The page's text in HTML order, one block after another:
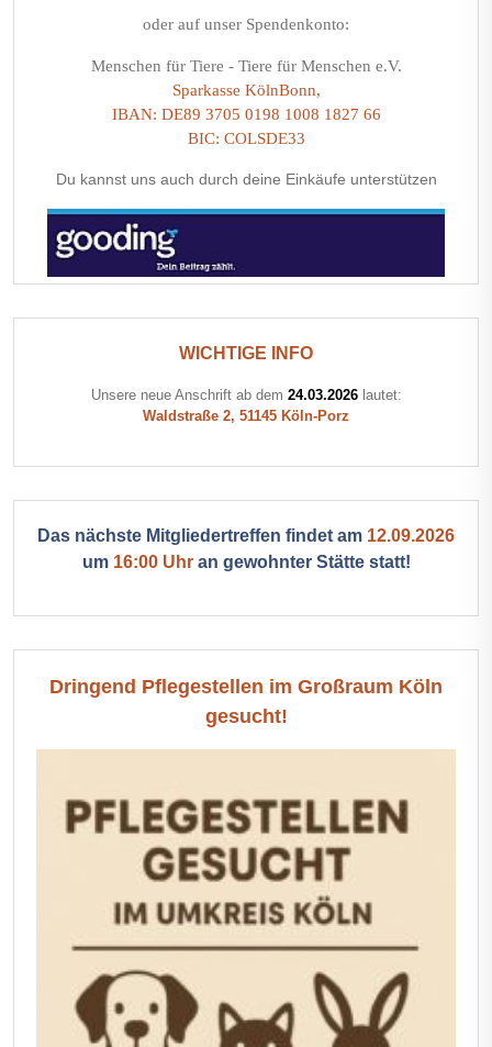
oder auf unser Spendenkonto:
Menschen für Tiere - Tiere für Menschen e.V.
Sparkasse KölnBonn,
IBAN: DE89 3705 0198 1008 1827 66
BIC: COLSDE33
Du kannst uns auch durch deine Einkäufe unterstützen
WICHTIGE INFO
Unsere neue Anschrift ab dem 24.03.2026lautet:
Waldstraße 2, 51145 Köln-Porz
Das nächste Mitgliedertreffen findet am 12.09.2026
um 16:00 Uhran gewohnter Stätte statt!
Dringend Pflegestellen im Großraum Köln
gesucht!